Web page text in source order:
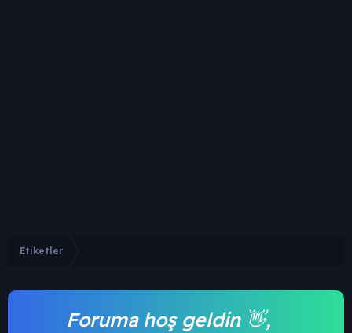
Etiketler
Foruma hoş geldin 👋,